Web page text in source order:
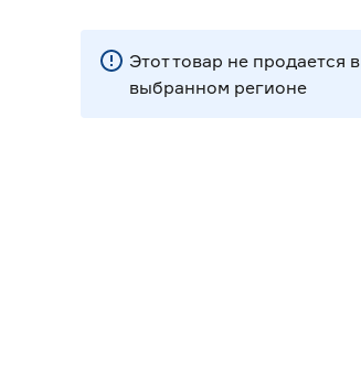
Этот товар не продается в
выбранном регионе